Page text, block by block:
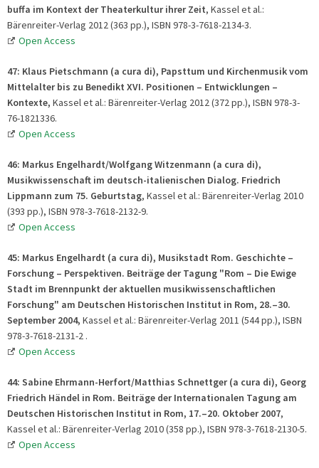
buffa im Kontext der Theaterkultur ihrer Zeit, Kassel et al.:
Bärenreiter-Verlag 2012 (363 pp.), ISBN 978-3-7618-2134-3.
Open Access
47: Klaus Pietschmann (a cura di), Papsttum und Kirchenmusik vom
Mittelalter bis zu Benedikt XVI. Positionen – Entwicklungen –
Kontexte, Kassel et al.: Bärenreiter-Verlag 2012 (372 pp.), ISBN 978-3-
76-1821336.
Open Access
46: Markus Engelhardt/Wolfgang Witzenmann (a cura di),
Musikwissenschaft im deutsch-italienischen Dialog. Friedrich
Lippmann zum 75. Geburtstag, Kassel et al.: Bärenreiter-Verlag 2010
(393 pp.), ISBN 978-3-7618-2132-9.
Open Access
45: Markus Engelhardt (a cura di), Musikstadt Rom. Geschichte –
Forschung – Perspektiven. Beiträge der Tagung "Rom – Die Ewige
Stadt im Brennpunkt der aktuellen musikwissenschaftlichen
Forschung" am Deutschen Historischen Institut in Rom, 28.–30.
September 2004, Kassel et al.: Bärenreiter-Verlag 2011 (544 pp.), ISBN
978-3-7618-2131-2 .
Open Access
44: Sabine Ehrmann-Herfort/Matthias Schnettger (a cura di), Georg
Friedrich Händel in Rom. Beiträge der Internationalen Tagung am
Deutschen Historischen Institut in Rom, 17.–20. Oktober 2007,
Kassel et al.: Bärenreiter-Verlag 2010 (358 pp.), ISBN 978-3-7618-2130-5.
Open Access